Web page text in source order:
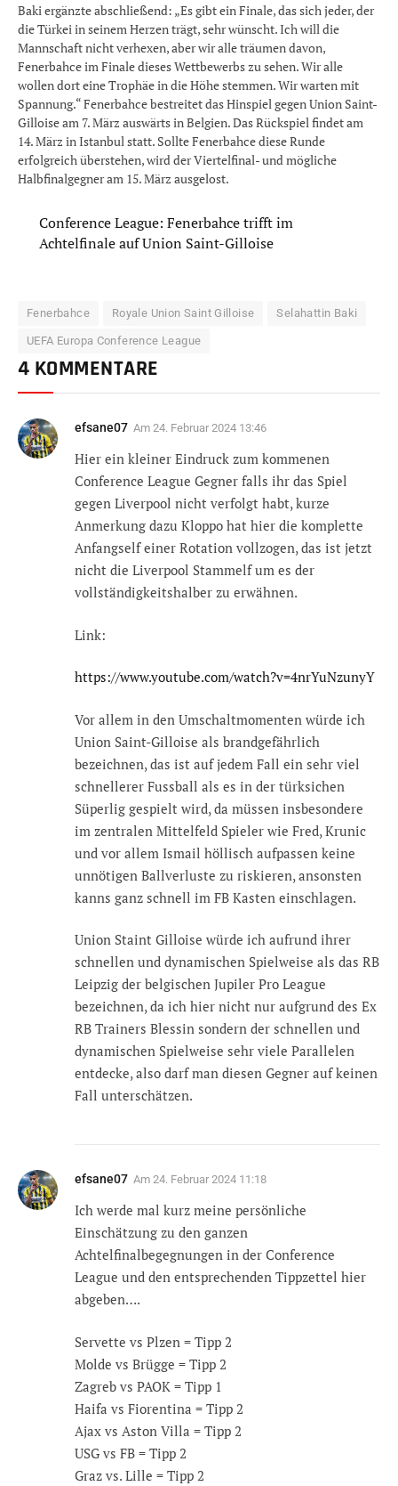
Baki ergänzte abschließend: „Es gibt ein Finale, das sich jeder, der
die Türkei in seinem Herzen trägt, sehr wünscht. Ich will die
Mannschaft nicht verhexen, aber wir alle träumen davon,
Fenerbahce im Finale dieses Wettbewerbs zu sehen. Wir alle
wollen dort eine Trophäe in die Höhe stemmen. Wir warten mit
Spannung.“ Fenerbahce bestreitet das Hinspiel gegen Union Saint-
Gilloise am 7. März auswärts in Belgien. Das Rückspiel findet am
14. März in Istanbul statt. Sollte Fenerbahce diese Runde
erfolgreich überstehen, wird der Viertelfinal- und mögliche
Halbfinalgegner am 15. März ausgelost.
Conference League: Fenerbahce trifft im
Achtelfinale auf Union Saint-Gilloise
Fenerbahce Royale Union Saint Gilloise Selahattin Baki
UEFA Europa Conference League
4 KOMMENTARE
efsane07 Am 24. Februar 2024 13:46
Hier ein kleiner Eindruck zum kommenen
Conference League Gegner falls ihr das Spiel
gegen Liverpool nicht verfolgt habt, kurze
Anmerkung dazu Kloppo hat hier die komplette
Anfangself einer Rotation vollzogen, das ist jetzt
nicht die Liverpool Stammelf um es der
vollständigkeitshalber zu erwähnen.
Link:
https://www.youtube.com/watch?v=4nrYuNzunyY
Vor allem in den Umschaltmomenten würde ich
Union Saint-Gilloise als brandgefährlich
bezeichnen, das ist auf jedem Fall ein sehr viel
schnellerer Fussball als es in der türksichen
Süperlig gespielt wird, da müssen insbesondere
im zentralen Mittelfeld Spieler wie Fred, Krunic
und vor allem Ismail höllisch aufpassen keine
unnötigen Ballverluste zu riskieren, ansonsten
kanns ganz schnell im FB Kasten einschlagen.
Union Staint Gilloise würde ich aufrund ihrer
schnellen und dynamischen Spielweise als das RB
Leipzig der belgischen Jupiler Pro League
bezeichnen, da ich hier nicht nur aufgrund des Ex
RB Trainers Blessin sondern der schnellen und
dynamischen Spielweise sehr viele Parallelen
entdecke, also darf man diesen Gegner auf keinen
Fall unterschätzen.
efsane07 Am 24. Februar 2024 11:18
Ich werde mal kurz meine persönliche
Einschätzung zu den ganzen
Achtelfinalbegegnungen in der Conference
League und den entsprechenden Tippzettel hier
abgeben….
Servette vs Plzen = Tipp 2
Molde vs Brügge = Tipp 2
Zagreb vs PAOK = Tipp 1
Haifa vs Fiorentina = Tipp 2
Ajax vs Aston Villa = Tipp 2
USG vs FB = Tipp 2
Graz vs. Lille = Tipp 2